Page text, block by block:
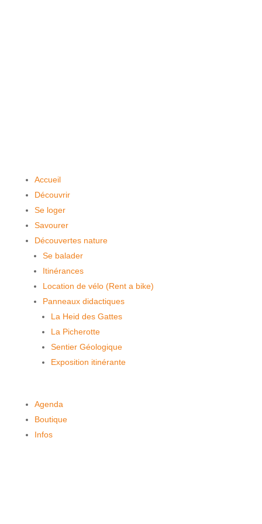
Accueil
Découvrir
Se loger
Savourer
Découvertes nature
Se balader
Itinérances
Location de vélo (Rent a bike)
Panneaux didactiques
La Heid des Gattes
La Picherotte
Sentier Géologique
Exposition itinérante
Agenda
Boutique
Infos